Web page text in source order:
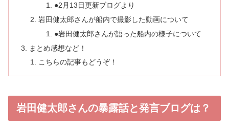
●2月13日更新ブログより
岩田健太郎さんが船内で撮影した動画について
●岩田健太郎さんが語った船内の様子について
まとめ感想など！
こちらの記事もどうぞ！
岩田健太郎さんの暴露話と発言ブログは？